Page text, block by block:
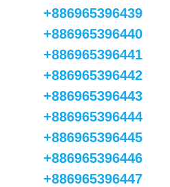
+886965396439
+886965396440
+886965396441
+886965396442
+886965396443
+886965396444
+886965396445
+886965396446
+886965396447